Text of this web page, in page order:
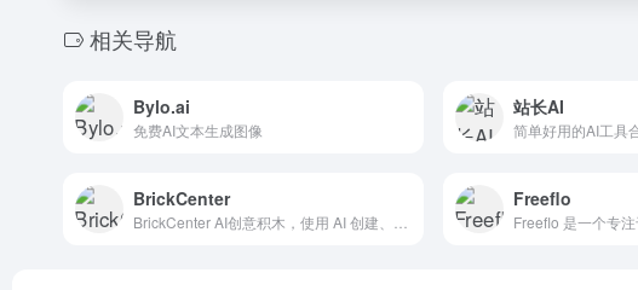
相关导航
Bylo.ai
免费AI文本生成图像
站长AI
BrickCenter Freeflo